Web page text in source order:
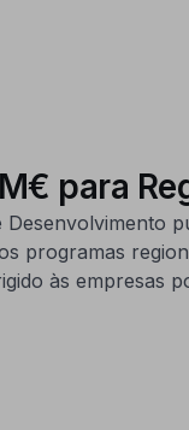
para
programas
às empresas